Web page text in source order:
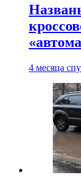
4 месяца